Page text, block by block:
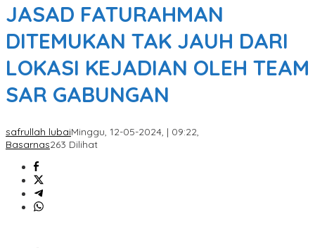
JASAD FATURAHMAN
DITEMUKAN TAK JAUH DARI
LOKASI KEJADIAN OLEH TEAM
SAR GABUNGAN
safrullah lubaiMinggu, 12-05-2024, | 09:22,
Basarnas263 Dilihat